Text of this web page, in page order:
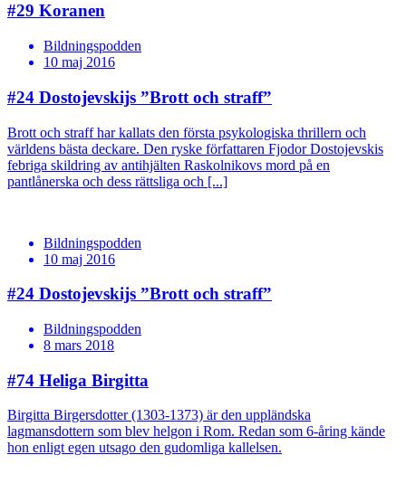
#29 Koranen
Bildningspodden
10 maj 2016
#24 Dostojevskijs ”Brott och straff”
Brott och straff har kallats den första psykologiska thrillern och
världens bästa deckare. Den ryske författaren Fjodor Dostojevskis
febriga skildring av antihjälten Raskolnikovs mord på en
pantlånerska och dess rättsliga och [...]
Bildningspodden
10 maj 2016
#24 Dostojevskijs ”Brott och straff”
Bildningspodden
8 mars 2018
#74 Heliga Birgitta
Birgitta Birgersdotter (1303-1373) är den uppländska
lagmansdottern som blev helgon i Rom. Redan som 6-åring kände
hon enligt egen utsago den gudomliga kallelsen.